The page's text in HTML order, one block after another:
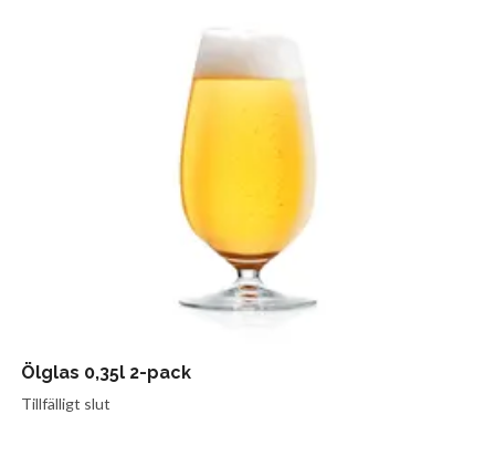
Ölglas 0,35l 2-pack
Tillfälligt slut